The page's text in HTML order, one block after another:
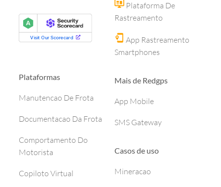
Plataformas
Manutencao De Frota
Documentacao Da Frota
Comportamento Do
Motorista
Copiloto Virtual
Plataforma De
Rastreamento
App Rastreamento
Smartphones
Mais de Redgps
App Mobile
SMS Gateway
Casos de uso
Mineracao